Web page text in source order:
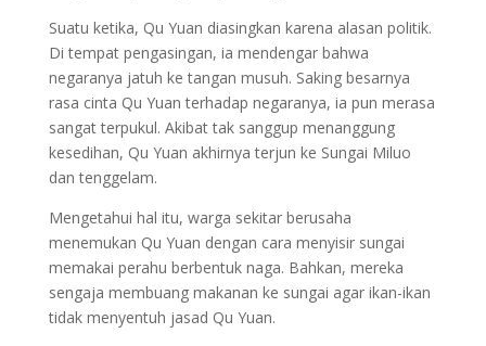
Suatu ketika, Qu Yuan diasingkan karena alasan politik.
Di tempat pengasingan, ia mendengar bahwa
negaranya jatuh ke tangan musuh. Saking besarnya
rasa cinta Qu Yuan terhadap negaranya, ia pun merasa
sangat terpukul. Akibat tak sanggup menanggung
kesedihan, Qu Yuan akhirnya terjun ke Sungai Miluo
dan tenggelam.
Mengetahui hal itu, warga sekitar berusaha
menemukan Qu Yuan dengan cara menyisir sungai
memakai perahu berbentuk naga. Bahkan, mereka
sengaja membuang makanan ke sungai agar ikan-ikan
tidak menyentuh jasad Qu Yuan.